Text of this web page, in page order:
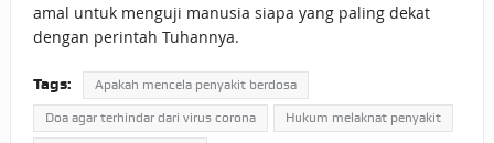
amal untuk menguji manusia siapa yang paling dekat
dengan perintah Tuhannya.
Tags: Apakah mencela penyakit berdosa
Doa agar terhindar dari virus corona Hukum melaknat penyakit